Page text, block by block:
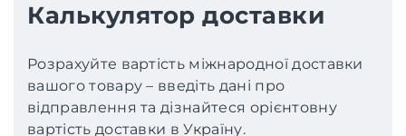
Калькулятор доставки
Розрахуйте вартість міжнародної доставки
вашого товару – введіть дані про
відправлення та дізнайтеся орієнтовну
вартість доставки в Україну.